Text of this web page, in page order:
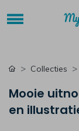
Collecties
Mooie
en